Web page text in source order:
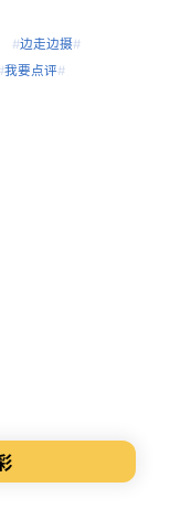
#边走边摄#
我要点评#